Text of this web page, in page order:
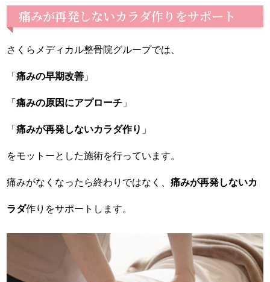
痛みが再発しないカラダ作りをサポート
さくらメディカル整骨院グループでは、
「 痛みの早期改善 」
「 痛みの原因にアプローチ 」
「 痛みが再発しないカラダ作り 」
をモットーとした施術を行っています。
痛みがなくなったら終わりではなく、 痛みが再発しないカ
ラダ作りをサポートします。